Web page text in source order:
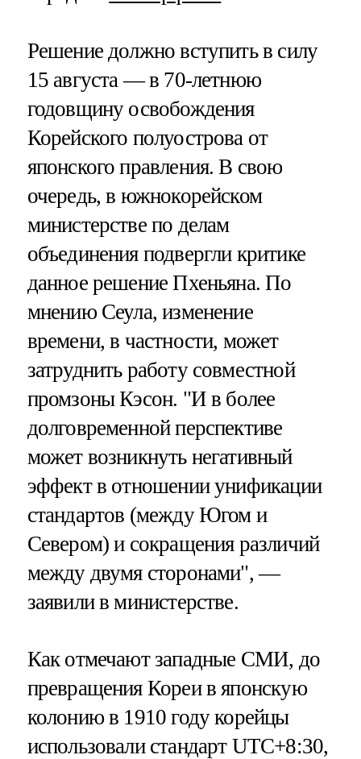
Решение должно вступить в силу
15 августа — в 70-летнюю
годовщину освобождения
Корейского полуострова от
японского правления. В свою
очередь, в южнокорейском
министерстве по делам
объединения подвергли критике
данное решение Пхеньяна. По
мнению Сеула, изменение
времени, в частности, может
затруднить работу совместной
промзоны Кэсон. "И в более
долговременной перспективе
может возникнуть негативный
эффект в отношении унификации
стандартов (между Югом и
Севером) и сокращения различий
между двумя сторонами", —
заявили в министерстве.
Как отмечают западные СМИ, до
превращения Кореи в японскую
колонию в 1910 году корейцы
использовали стандарт UTC+8:30,